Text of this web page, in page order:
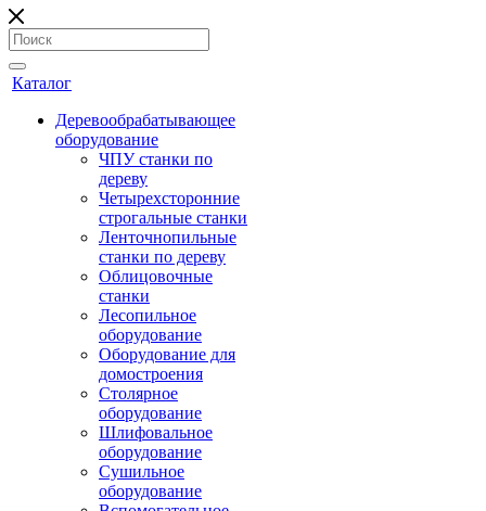
Каталог
Деревообрабатывающее
оборудование
ЧПУ станки по
дереву
Четырехсторонние
строгальные станки
Ленточнопильные
станки по дереву
Облицовочные
станки
Лесопильное
оборудование
Оборудование для
домостроения
Столярное
оборудование
Шлифовальное
оборудование
Сушильное
оборудование